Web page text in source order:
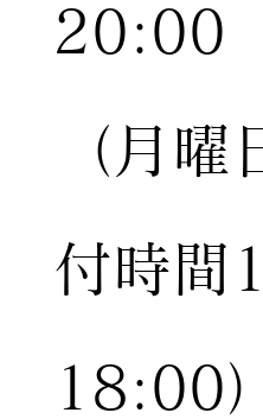
20:00
（月曜
付時間
18:00）